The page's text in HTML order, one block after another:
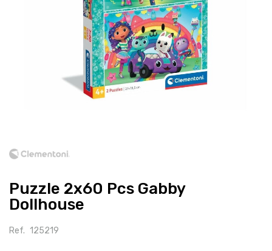
Puzzle 2x60 Pcs Gabby
Dollhouse
Ref. 125219
o
da
galeria
de
imagens